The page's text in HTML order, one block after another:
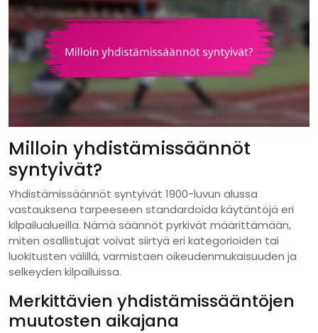
Milloin yhdistämissäännöt
syntyivät?
Yhdistämissäännöt syntyivät 1900-luvun alussa
vastauksena tarpeeseen standardoida käytäntöjä eri
kilpailualueilla. Nämä säännöt pyrkivät määrittämään,
miten osallistujat voivat siirtyä eri kategorioiden tai
luokitusten välillä, varmistaen oikeudenmukaisuuden ja
selkeyden kilpailuissa.
Merkittävien yhdistämissääntöjen
muutosten aikajana